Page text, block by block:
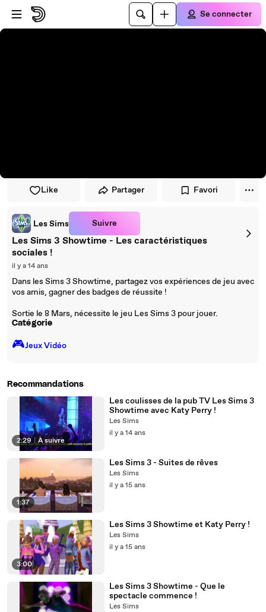
Passer au player
Passer au contenu principal
Se connecter
Like Partager Favori
Les Sims Suivre
Les Sims 3 Showtime - Les caractéristiques
sociales !
il y a 14 ans
Dans les Sims 3 Showtime, partagez vos expériences de jeu avec
vos amis, gagner des badges de réussite !
Sortie le 8 Mars, nécessite le jeu Les Sims 3 pour jouer.
Catégorie
🎮️Jeux Vidéo
Recommandations
2:29 À suivre
Les coulisses de la pub TV Les Sims 3
Showtime avec Katy Perry !
Les Sims
il y a 14 ans
1:37
Les Sims 3 - Suites de rêves
Les Sims
il y a 15 ans
3:00
Les Sims 3 Showtime et Katy Perry !
Les Sims
il y a 15 ans
Les Sims 3 Showtime - Que le
spectacle commence !
Les Sims